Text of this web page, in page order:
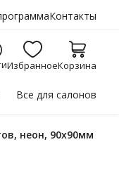
Контакты
ИзбранноеКорзина
Все для салонов
неон, 90х90мм